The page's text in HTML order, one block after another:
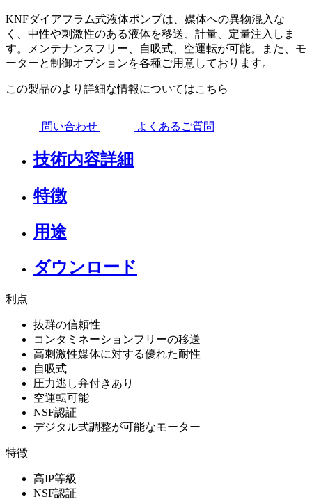
KNFダイアフラム式液体ポンプは、媒体への異物混入な
く、中性や刺激性のある液体を移送、計量、定量注入しま
す。メンテナンスフリー、自吸式、空運転が可能。また、モ
ーターと制御オプションを各種ご用意しております。
この製品のより詳細な情報についてはこちら
問い合わせ よくあるご質問
技術内容詳細
特徴
用途
ダウンロード
利点
抜群の信頼性
コンタミネーションフリーの移送
高刺激性媒体に対する優れた耐性
自吸式
圧力逃し弁付きあり
空運転可能
NSF認証
デジタル式調整が可能なモーター
特徴
高IP等級
NSF認証